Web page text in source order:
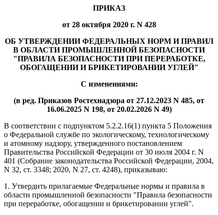
ПРИКАЗ
от 28 октября 2020 г. N 428
ОБ УТВЕРЖДЕНИИ ФЕДЕРАЛЬНЫХ НОРМ И ПРАВИЛ
В ОБЛАСТИ ПРОМЫШЛЕННОЙ БЕЗОПАСНОСТИ
"ПРАВИЛА БЕЗОПАСНОСТИ ПРИ ПЕРЕРАБОТКЕ,
ОБОГАЩЕНИИ И БРИКЕТИРОВАНИИ УГЛЕЙ"
С изменениями:
(в ред. Приказов Ростехнадзора от 27.12.2023 N 485, от
16.06.2025 N 198, от 20.02.2026 N 49)
В соответствии с подпунктом 5.2.2.16(1) пункта 5 Положения
о Федеральной службе по экологическому, технологическому
и атомному надзору, утвержденного постановлением
Правительства Российской Федерации от 30 июля 2004 г. N
401 (Собрание законодательства Российской Федерации, 2004,
N 32, ст. 3348; 2020, N 27, ст. 4248), приказываю:
1. Утвердить прилагаемые Федеральные нормы и правила в
области промышленной безопасности "Правила безопасности
при переработке, обогащении и брикетировании углей".